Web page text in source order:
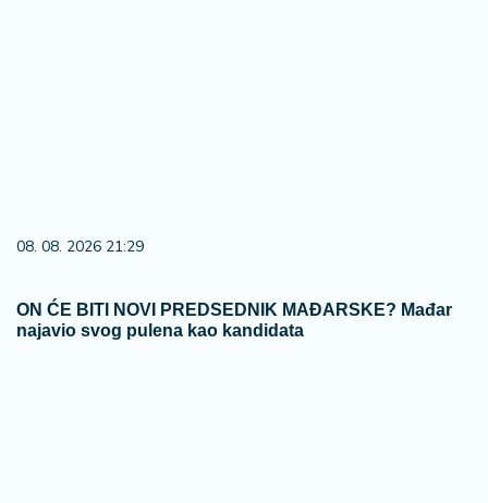
08. 08. 2026 21:29
ON ĆE BITI NOVI PREDSEDNIK MAĐARSKE? Mađar
najavio svog pulena kao kandidata